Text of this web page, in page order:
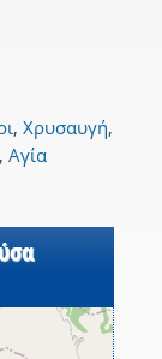
, Χρυσαυγή,
, Αγία